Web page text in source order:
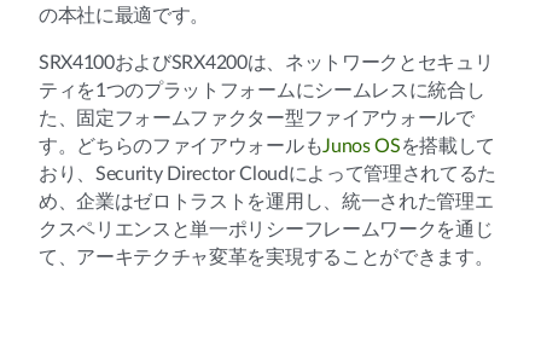
の本社に最適です。
SRX4100およびSRX4200は、ネットワークとセキュリ
ティを1つのプラットフォームにシームレスに統合し
た、固定フォームファクター型ファイアウォールで
す。どちらのファイアウォールもJunos OSを搭載して
おり、Security Director Cloudによって管理されてるた
め、企業はゼロトラストを運用し、統一された管理エ
クスペリエンスと単一ポリシーフレームワークを通じ
て、アーキテクチャ変革を実現することができます。